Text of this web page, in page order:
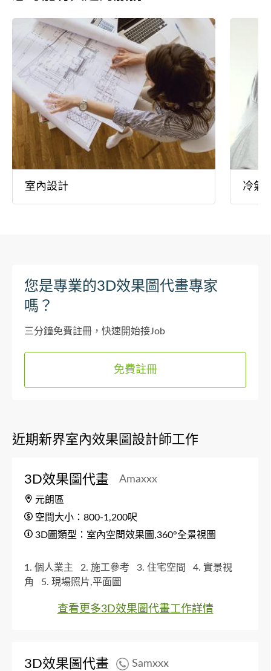
室內設計 冷氣
您是專業的3D效果圖代畫專家
嗎？
三分鐘免費註冊，快速開始接Job
免費註冊
近期新界室內效果圖設計師工作
3D效果圖代畫 Amaxxx
元朗區
空間大小：800-1,200呎
3D圖類型：室內空間效果圖,360°全景視圖
1. 個人業主 2. 施工參考 3. 住宅空間
4. 實景視
角
5. 現場照片,平面圖
查看更多3D效果圖代畫工作詳情
3D效果圖代畫 Samxxx